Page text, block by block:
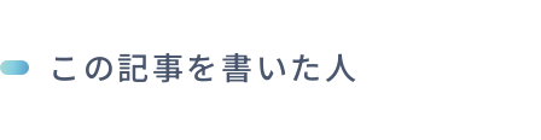
この記事を書いた人